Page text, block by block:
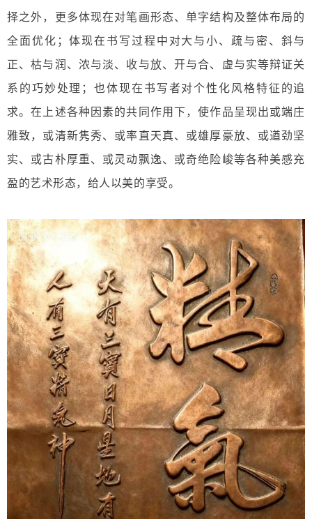
择之外，更多体现在对笔画形态、单字结构及整体布局的
全面优化；体现在书写过程中对大与小、疏与密、斜与
正、枯与润、浓与淡、收与放、开与合、虚与实等辩证关
系的巧妙处理；也体现在书写者对个性化风格特征的追
求。在上述各种因素的共同作用下，使作品呈现出或端庄
雅致，或清新隽秀、或率直天真、或雄厚豪放、或遒劲坚
实、或古朴厚重、或灵动飘逸、或奇绝险峻等各种美感充
盈的艺术形态，给人以美的享受。